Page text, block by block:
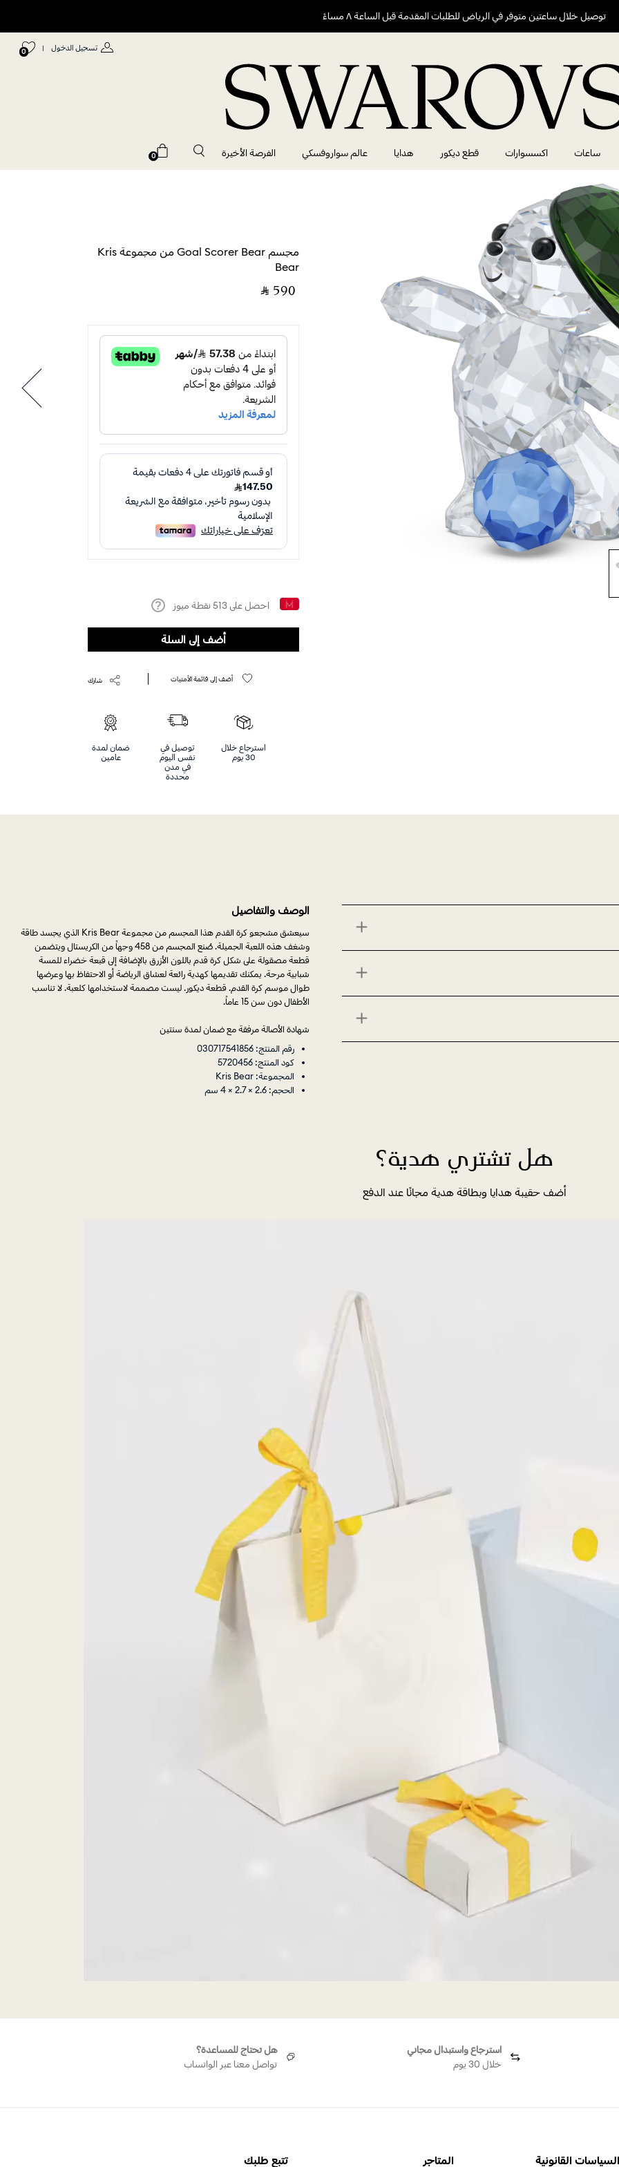
توصيل خلال ساعتين متوفر في الرياض للطلبات المقدمة قبل الساعة ٨ مساءً
تسجيل الدخول |
0
ساعات اكسسوارات قطع ديكور هدايا عالم سواروفسكي الفرصة الأخيرة 0
مجسم Goal Scorer Bear من مجموعة Kris
Bear
‎ ⃁ ⁦590⁩ ‎
احصل على 513 نقطة ميوز
أضف إلى السلة
أضف إلى قائمة الأمنيات شارك
استرجاع خلال
30 يوم
توصيل في
نفس اليوم
في مدن
محددة
ضمان لمدة
عامين
الوصف والتفاصيل
سيعشق مشجعو كرة القدم هذا المجسم من مجموعة Kris Bear الذي يجسد طاقة
وشغف هذه اللعبة الجميلة. صُنع المجسم من 458 وجهاً من الكريستال ويتضمن
قطعة مصقولة على شكل كرة قدم باللون الأزرق بالإضافة إلى قبعة خضراء للمسة
شبابية مرحة. يمكنك تقديمها كهدية رائعة لعشاق الرياضة أو الاحتفاظ بها وعرضها
طوال موسم كرة القدم. قطعة ديكور. ليست مصممة لاستخدامها كلعبة. لا تناسب
الأطفال دون سن 15 عاماً.
شهادة الأصالة مرفقة مع ضمان لمدة سنتين
رقم المنتج: 030717541856
كود المنتج: 5720456
المجموعة: Kris Bear
الحجم: 2.6 × 2.7 × 4 سم
هل تشتري هدية؟
أضف حقيبة هدايا وبطاقة هدية مجانًا عند الدفع
استرجاع واستبدال مجاني
خلال 30 يوم
هل تحتاج للمساعدة؟
تواصل معنا عبر الواتساب
السياسات القانونية المتاجر تتبع طلبك